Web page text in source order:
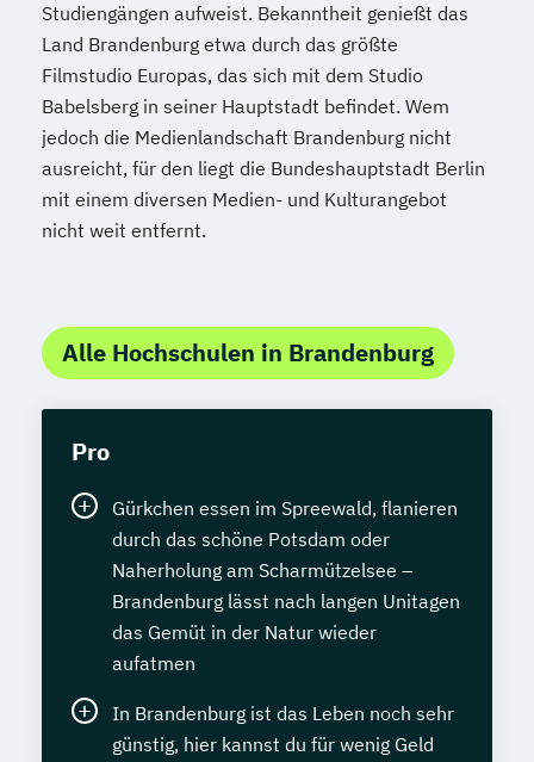
Studiengängen aufweist. Bekanntheit genießt das
Land Brandenburg etwa durch das größte
Filmstudio Europas, das sich mit dem Studio
Babelsberg in seiner Hauptstadt befindet. Wem
jedoch die Medienlandschaft Brandenburg nicht
ausreicht, für den liegt die Bundeshauptstadt Berlin
mit einem diversen Medien- und Kulturangebot
nicht weit entfernt.
Alle Hochschulen in Brandenburg
Pro
Gürkchen essen im Spreewald, flanieren
durch das schöne Potsdam oder
Naherholung am Scharmützelsee –
Brandenburg lässt nach langen Unitagen
das Gemüt in der Natur wieder
aufatmen
In Brandenburg ist das Leben noch sehr
günstig, hier kannst du für wenig Geld